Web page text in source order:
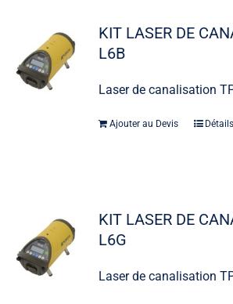
KIT LASER DE
L6B
Laser de canalisation
Ajouter au Devis Détails
KIT LASER DE
L6G
Laser de canalisation